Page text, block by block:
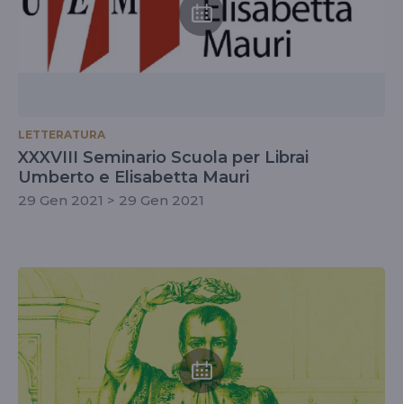
LETTERATURA
XXXVIII Seminario Scuola per Librai
Umberto e Elisabetta Mauri
29 Gen 2021 > 29 Gen 2021